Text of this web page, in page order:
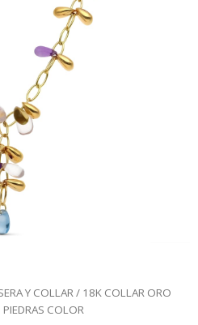
Y COLLAR / 18K COLLAR ORO
COLOR